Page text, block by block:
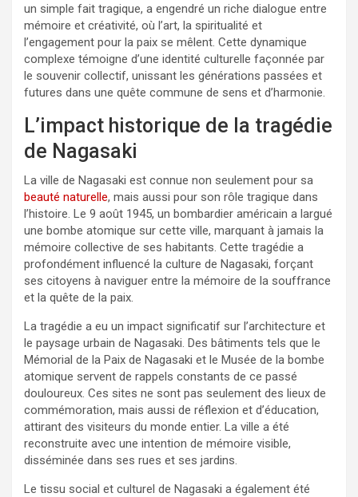
un simple fait tragique, a engendré un riche dialogue entre
mémoire et créativité, où l’art, la spiritualité et
l’engagement pour la paix se mêlent. Cette dynamique
complexe témoigne d’une identité culturelle façonnée par
le souvenir collectif, unissant les générations passées et
futures dans une quête commune de sens et d’harmonie.
L’impact historique de la tragédie
de Nagasaki
La ville de Nagasaki est connue non seulement pour sa
beauté naturelle, mais aussi pour son rôle tragique dans
l’histoire. Le 9 août 1945, un bombardier américain a largué
une bombe atomique sur cette ville, marquant à jamais la
mémoire collective de ses habitants. Cette tragédie a
profondément influencé la culture de Nagasaki, forçant
ses citoyens à naviguer entre la mémoire de la souffrance
et la quête de la paix.
La tragédie a eu un impact significatif sur l’architecture et
le paysage urbain de Nagasaki. Des bâtiments tels que le
Mémorial de la Paix de Nagasaki et le Musée de la bombe
atomique servent de rappels constants de ce passé
douloureux. Ces sites ne sont pas seulement des lieux de
commémoration, mais aussi de réflexion et d’éducation,
attirant des visiteurs du monde entier. La ville a été
reconstruite avec une intention de mémoire visible,
disséminée dans ses rues et ses jardins.
Le tissu social et culturel de Nagasaki a également été